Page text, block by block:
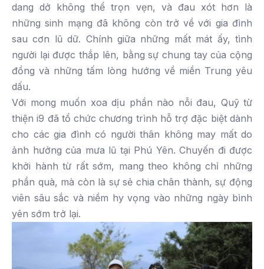
dang dở không thể trọn vẹn, và đau xót hơn là
những sinh mạng đã không còn trở về với gia đình
sau cơn lũ dữ. Chính giữa những mất mát ấy, tình
người lại được thắp lên, bằng sự chung tay của cộng
đồng và những tấm lòng hướng về miền Trung yêu
dấu.
Với mong muốn xoa dịu phần nào nỗi đau, Quỹ từ
thiện i9 đã tổ chức chương trình hỗ trợ đặc biệt dành
cho các gia đình có người thân không may mất do
ảnh hưởng của mưa lũ tại Phú Yên. Chuyến đi được
khởi hành từ rất sớm, mang theo không chỉ những
phần quà, mà còn là sự sẻ chia chân thành, sự động
viên sâu sắc và niềm hy vọng vào những ngày bình
yên sớm trở lại.